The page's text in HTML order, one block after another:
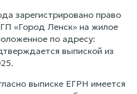
зарегистрировано право
«Город Ленск» на жилое
по адресу:
выпиской из
выписке ЕГРН имеется